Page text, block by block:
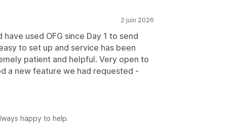
2 juin 2026
used OFG since Day 1 to send
to set up and service has been
patient and helpful. Very open to
a new feature we had requested -
happy to help.